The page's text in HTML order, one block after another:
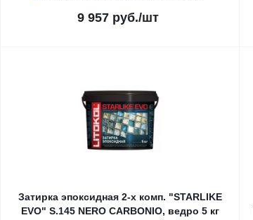
9 957руб./шт
Затирка эпоксидная 2-х комп. "STARLIKE
EVO" S.145 NERO CARBONIO, ведро 5 кг